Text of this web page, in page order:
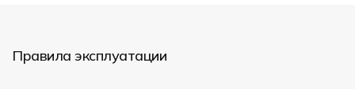
Правила эксплуатации